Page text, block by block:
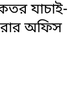
যাচাই-
অফিস